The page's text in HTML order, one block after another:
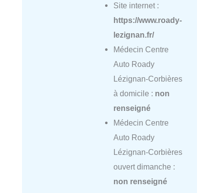
Site internet :
https://www.roady-
lezignan.fr/
Médecin Centre
Auto Roady
Lézignan-Corbières
à domicile : non
renseigné
Médecin Centre
Auto Roady
Lézignan-Corbières
ouvert dimanche :
non renseigné